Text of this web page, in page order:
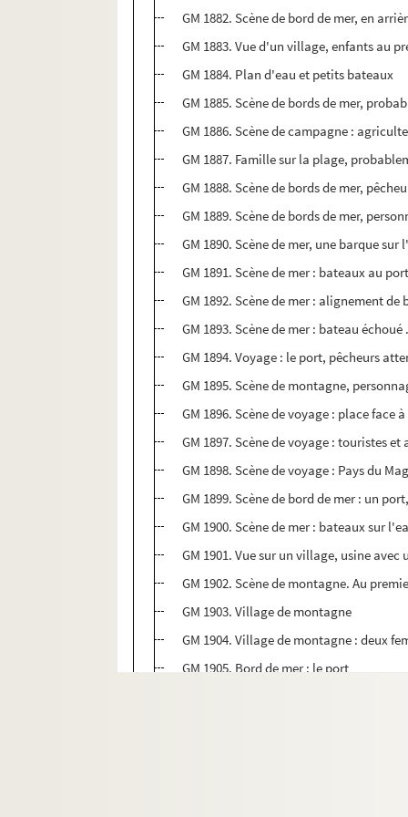
GM 1882. Scène de bord de mer, en
GM 1883. Vue d'un village, enfants au
GM 1884. Plan d'eau et petits bateaux
GM 1885. Scène de bords de mer,
GM 1886. Scène de campagne :
GM 1887. Famille sur la plage,
GM 1888. Scène de bords de mer,
GM 1889. Scène de bords de mer,
GM 1890. Scène de mer, une barque
GM 1891. Scène de mer : bateaux au
GM 1892. Scène de mer : alignement de
GM 1893. Scène de mer : bateau
GM 1894. Voyage : le port, pêcheurs
GM 1895. Scène de montagne,
GM 1896. Scène de voyage : place face
GM 1897. Scène de voyage : touristes
GM 1898. Scène de voyage : Pays du
GM 1899. Scène de bord de mer : un
GM 1900. Scène de mer : bateaux sur
GM 1901. Vue sur un village, usine
GM 1902. Scène de montagne. Au
GM 1903. Village de montagne
GM 1904. Village de montagne : deux
GM 1905. Bord de mer : le port